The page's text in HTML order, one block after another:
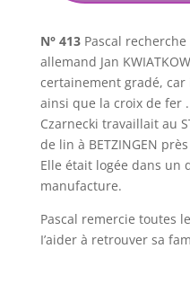
N° 413 Pascal
allemand Jan
certainement gradé,
ainsi que la croix de fer
Czarnecki travaillait au
de lin à BETZINGEN
Elle était logée dans un
manufacture.
Pascal remercie toutes
I’aider à retrouver sa